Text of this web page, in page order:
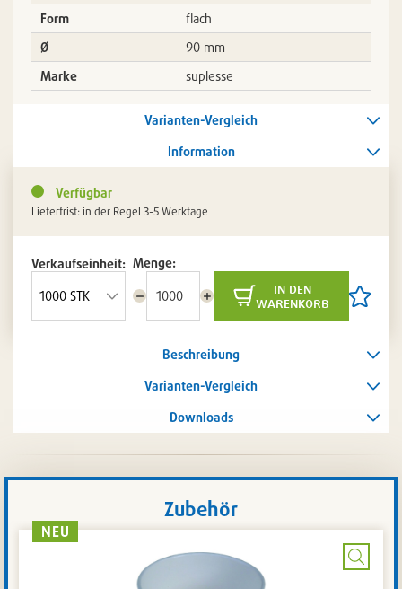
Form
flach
Ø
90 mm
Marke
suplesse
Varianten-Vergleich
Information
Verfügbar
Lieferfrist: in der Regel 3-5 Werktage
Verkaufseinheit: Menge:
Menge
Menge
in den
warenkorb
Artikel
setzen
Beschreibung
Varianten-Vergleich
Downloads
Zubehör
NEU
Bild